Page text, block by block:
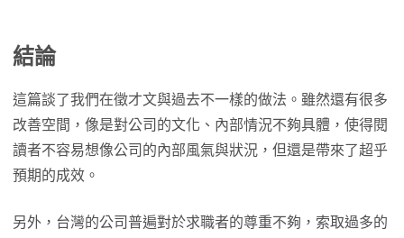
結論
這篇談了我們在徵才文與過去不一樣的做法。雖然還有很多
改善空間，像是對公司的文化、內部情況不夠具體，使得閱
讀者不容易想像公司的內部風氣與狀況，但還是帶來了超乎
預期的成效。
另外，台灣的公司普遍對於求職者的尊重不夠，索取過多的